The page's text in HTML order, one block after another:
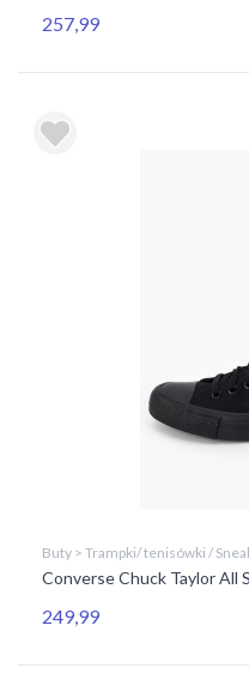
257,99
Buty > Trampki/ tenisówki /
Converse Chuck Taylor All
249,99